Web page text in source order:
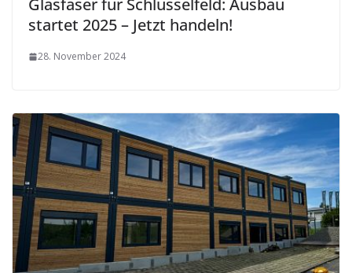
Glasfaser für Schlüsselfeld: Ausbau
startet 2025 – Jetzt handeln!
28. November 2024